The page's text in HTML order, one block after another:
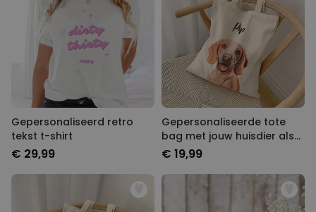
Gepersonaliseerd retro
tekst t-shirt
€ 29,99
Gepersonaliseerde tote
bag met jouw huisdier als
comic
€ 19,99